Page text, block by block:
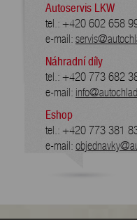
Autoservis LKW
tel.: +420 602 658
e-mail:
Náhradní díly
tel.: +420 773 682
e-mail:
Eshop
tel.: +420 773 381
e-mail: